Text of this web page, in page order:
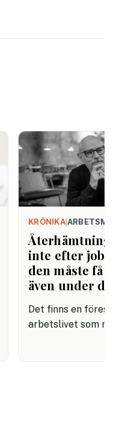
KRÖNIKA|
Återhämtning
inte efter
den måste få
även under
Det finns en
arbetslivet som